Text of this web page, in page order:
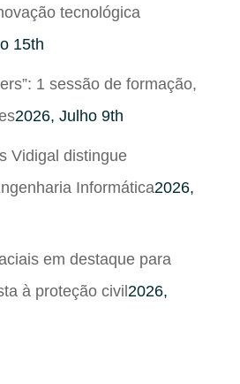
tecnológica
15th
1 sessão de formação,
2026, Julho 9th
Vidigal distingue
Informática2026,
em destaque para
à proteção civil2026,